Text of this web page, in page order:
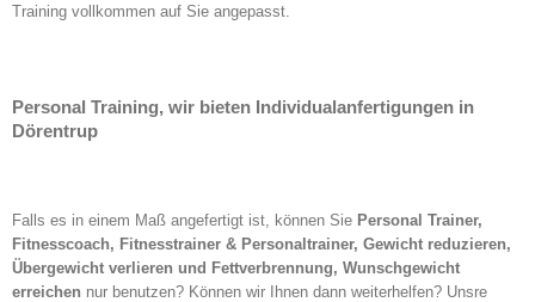
Training vollkommen auf Sie angepasst.
Personal Training, wir bieten Individualanfertigungen in
Dörentrup
Falls es in einem Maß angefertigt ist, können Sie Personal Trainer,
Fitnesscoach, Fitnesstrainer & Personaltrainer, Gewicht reduzieren,
Übergewicht verlieren und Fettverbrennung, Wunschgewicht
erreichen nur benutzen? Können wir Ihnen dann weiterhelfen? Unsre